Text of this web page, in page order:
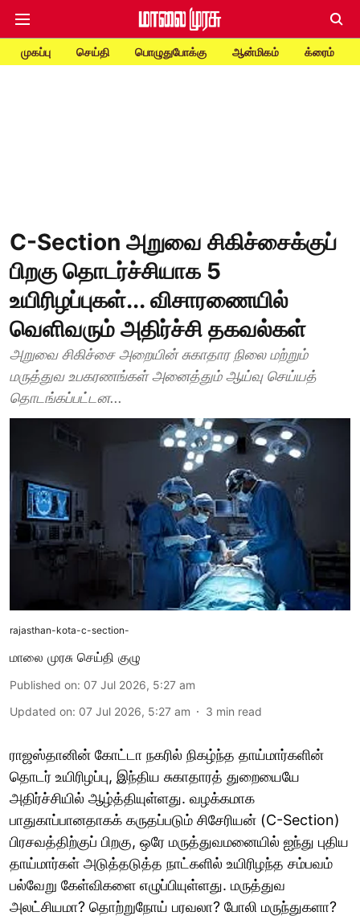
முகப்பு செய்தி பொழுதுபோக்கு ஆன்மிகம் க்ரைம்
C-Section அறுவை சிகிச்சைக்குப்
பிறகு தொடர்ச்சியாக 5
உயிரிழப்புகள்... விசாரணையில்
வெளிவரும் அதிர்ச்சி தகவல்கள்
அறுவை சிகிச்சை அறையின் சுகாதார நிலை மற்றும்
மருத்துவ உபகரணங்கள் அனைத்தும் ஆய்வு செய்யத்
தொடங்கப்பட்டன...
rajasthan-kota-c-section-
மாலை முரசு செய்தி குழு
Published on: 07 Jul 2026, 5:27 am
Updated on: 07 Jul 2026, 5:27 am 3 min read
ராஜஸ்தானின் கோட்டா நகரில் நிகழ்ந்த தாய்மார்களின்
தொடர் உயிரிழப்பு, இந்திய சுகாதாரத் துறையையே
அதிர்ச்சியில் ஆழ்த்தியுள்ளது. வழக்கமாக
பாதுகாப்பானதாகக் கருதப்படும் சிசேரியன் (C-Section)
பிரசவத்திற்குப் பிறகு, ஒரே மருத்துவமனையில் ஐந்து புதிய
தாய்மார்கள் அடுத்தடுத்த நாட்களில் உயிரிழந்த சம்பவம்
பல்வேறு கேள்விகளை எழுப்பியுள்ளது. மருத்துவ
அலட்சியமா? தொற்றுநோய் பரவலா? போலி மருந்துகளா?